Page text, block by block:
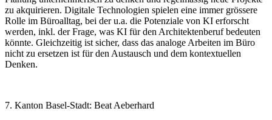
zu akquirieren. Digitale Technologien spielen eine immer grössere
Rolle im Büroalltag, bei der u.a. die Potenziale von KI erforscht
werden, inkl. der Frage, was KI für den Architektenberuf bedeuten
könnte. Gleichzeitig ist sicher, dass das analoge Arbeiten im Büro
nicht zu ersetzen ist für den Austausch und dem kontextuellen
Denken.
7. Kanton Basel-Stadt: Beat Aeberhard